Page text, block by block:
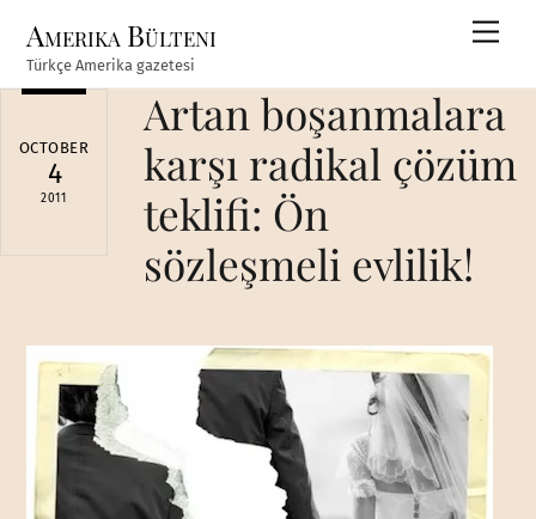
content
Amerika Bülteni
Türkçe Amerika gazetesi
OCTOBER
4
2011
Artan boşanmalara
karşı radikal çözüm
teklifi: Ön
sözleşmeli evlilik!